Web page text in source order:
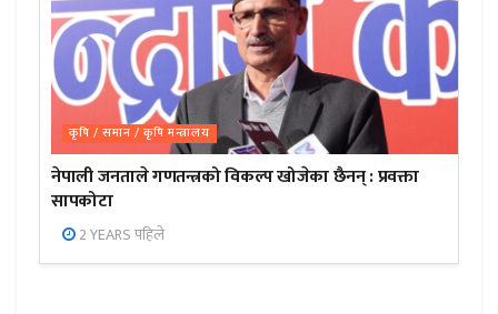
कृषि / समान / कृषि मन्त्रालय
नेपाली जनताले गणतन्त्रको विकल्प खोजेका छैनन् : प्रवक्ता
सापकोटा
2 YEARS पहिले